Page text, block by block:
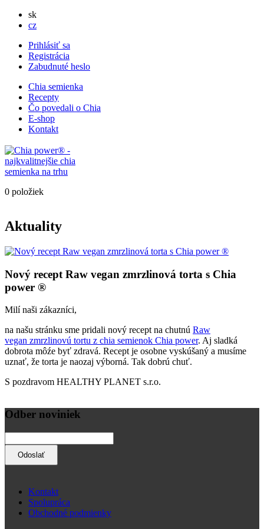
sk
cz
Prihlásiť sa
Registrácia
Zabudnuté heslo
Chia semienka
Recepty
Čo povedali o Chia
E-shop
Kontakt
0 položiek
Aktuality
Nový recept Raw vegan zmrzlinová torta s Chia
power ®
Milí naši zákazníci,
na našu stránku sme pridali nový recept na chutnú Raw
vegan zmrzlinovú tortu z chia semienok Chia power. Aj sladká
dobrota môźe byť zdravá. Recept je osobne vyskúšaný a musíme
uznať, že torta je naozaj výborná. Tak dobrú chuť.
S pozdravom HEALTHY PLANET s.r.o.
Odber noviniek
Kontakt
Spolupráca
Obchodné podmienky